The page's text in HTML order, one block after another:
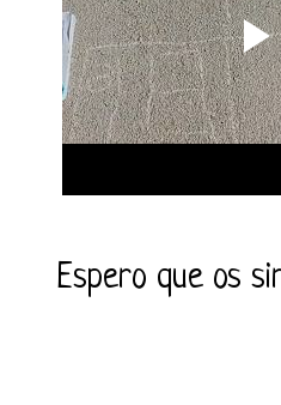
Espero que os